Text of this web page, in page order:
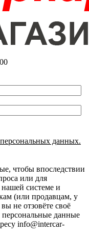
данных.
чтобы впоследствии
или для
нашей системе и
(или продавцам, у
не отзовёте своё
данные
info@intercar-